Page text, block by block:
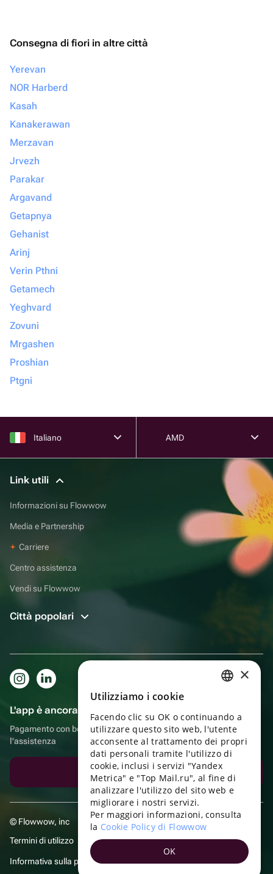
Consegna di fiori in altre città
Yerevan
NOR Harberd
Kasah
Kanakerawan
Merzavan
Jrvezh
Parakar
Argavand
Getapnya
Gehanist
Arinj
Verin Pthni
Getamech
Yeghvard
Zovuni
Mrgashen
Proshian
Ptgni
Italiano AMD
Link utili
Informazioni su Flowwow
Media e Partnership
Carriere
Centro assistenza
Vendi su Flowwow
Città popolari
L'app è ancora più comoda!
Pagamento con bonus, autoconsegna, comoda chat con
l'assistenza
Scarica l'app
© Flowwow, inc
Termini di utilizzo
Informativa sulla privacy
ENGLISH
UKRAINIAN
PORTUGUESE
SPANISH
TURKISH
×
Utilizziamo i cookie
Facendo clic su OK o continuando a
utilizzare questo sito web, l'utente
acconsente al trattamento dei propri
dati personali tramite l'utilizzo di
cookie, inclusi i servizi "Yandex
Metrica" e "Top Mail.ru", al fine di
analizzare l'utilizzo del sito web e
migliorare i nostri servizi.
Per maggiori informazioni, consulta
la Cookie Policy di Flowwow
OK